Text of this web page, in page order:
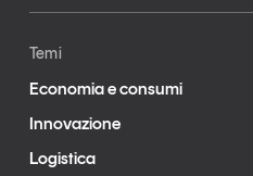
Temi
Economia e consumi
Innovazione
Logistica